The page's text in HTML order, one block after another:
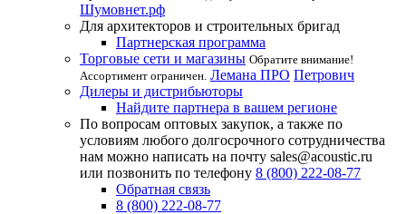
Шумовнет.рф
Для архитекторов и строительных бригад
Партнерская программа
Торговые сети и магазины Обратите внимание!
Ассортимент ограничен. Лемана ПРО Петрович
Дилеры и дистрибьюторы
Найдите партнера в вашем регионе
По вопросам оптовых закупок, а также по
условиям любого долгосрочного сотрудничества
нам можно написать на почту sales@acoustic.ru
или позвонить по телефону 8 (800) 222-08-77
Обратная связь
8 (800) 222-08-77